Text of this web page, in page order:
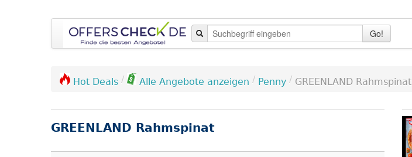
Go!
Hot Deals / Alle Angebote anzeigen / Penny / GREENLAND Rahmspinat
GREENLAND Rahmspinat